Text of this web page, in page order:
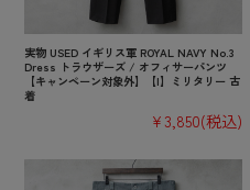
実物 USED イギリス軍 ROYAL NAVY No.3
Dress トラウザーズ / オフィサーパンツ
【キャンペーン対象外】【I】ミリタリー 古
着
¥3,850(税込)